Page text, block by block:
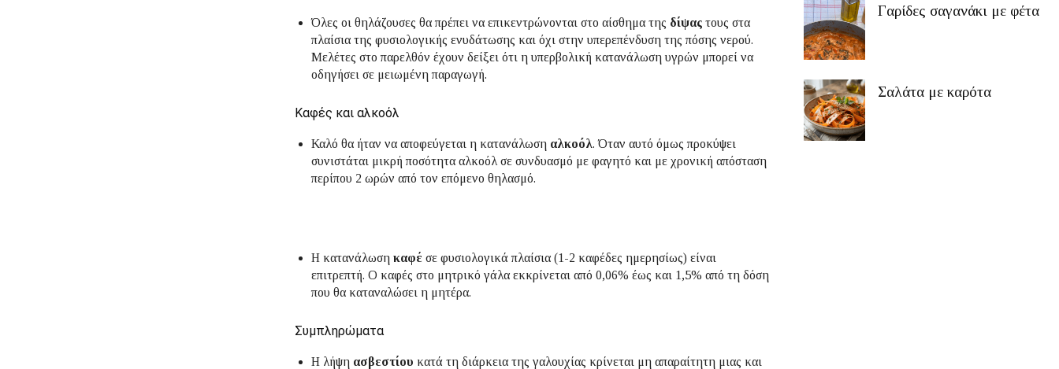
Όλες οι θηλάζουσες θα πρέπει να επικεντρώνονται στο αίσθημα της δίψας τους στα
πλαίσια της φυσιολογικής ενυδάτωσης και όχι στην υπερεπένδυση της πόσης νερού.
Μελέτες στο παρελθόν έχουν δείξει ότι η υπερβολική κατανάλωση υγρών μπορεί να
οδηγήσει σε μειωμένη παραγωγή.
Καφές και αλκοόλ
Καλό θα ήταν να αποφεύγεται η κατανάλωση αλκοόλ. Όταν αυτό όμως προκύψει
συνιστάται μικρή ποσότητα αλκοόλ σε συνδυασμό με φαγητό και με χρονική απόσταση
περίπου 2 ωρών από τον επόμενο θηλασμό.
Η κατανάλωση καφέ σε φυσιολογικά πλαίσια (1-2 καφέδες ημερησίως) είναι
επιτρεπτή. Ο καφές στο μητρικό γάλα εκκρίνεται από 0,06% έως και 1,5% από τη δόση
που θα καταναλώσει η μητέρα.
Συμπληρώματα
Η λήψη ασβεστίου κατά τη διάρκεια της γαλουχίας κρίνεται μη απαραίτητη μιας και
Γαρίδες σαγανάκι με φέτα
Σαλάτα με καρότα